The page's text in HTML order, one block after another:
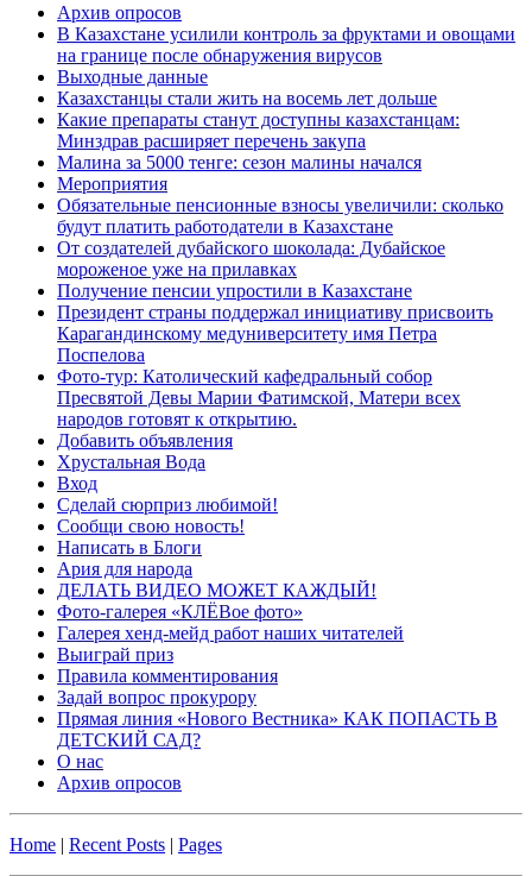
Архив опросов
В Казахстане усилили контроль за фруктами и овощами
на границе после обнаружения вирусов
Выходные данные
Казахстанцы стали жить на восемь лет дольше
Какие препараты станут доступны казахстанцам:
Минздрав расширяет перечень закупа
Малина за 5000 тенге: сезон малины начался
Мероприятия
Обязательные пенсионные взносы увеличили: сколько
будут платить работодатели в Казахстане
От создателей дубайского шоколада: Дубайское
мороженое уже на прилавках
Получение пенсии упростили в Казахстане
Президент страны поддержал инициативу присвоить
Карагандинскому медуниверситету имя Петра
Поспелова
Фото-тур: Католический кафедральный собор
Пресвятой Девы Марии Фатимской, Матери всех
народов готовят к открытию.
Добавить объявления
Хрустальная Вода
Вход
Сделай сюрприз любимой!
Сообщи свою новость!
Написать в Блоги
Ария для народа
ДЕЛАТЬ ВИДЕО МОЖЕТ КАЖДЫЙ!
Фото-галерея «КЛЁВое фото»
Галерея хенд-мейд работ наших читателей
Выиграй приз
Правила комментирования
Задай вопрос прокурору
Прямая линия «Нового Вестника» КАК ПОПАСТЬ В
ДЕТСКИЙ САД?
О нас
Архив опросов
Home | Recent Posts | Pages